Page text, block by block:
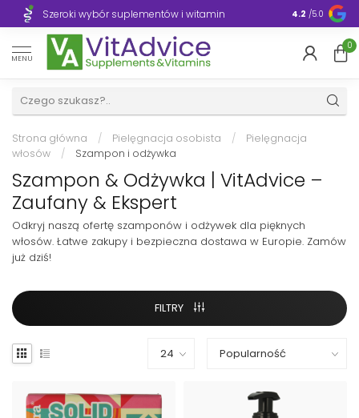
Szeroki wybór suplementów i witamin 4.2 /5.0
MENU
0
Strona główna / Pielęgnacja osobista /
Pielęgnacja
włosów
/ Szampon i odżywka
Szampon & Odżywka | VitAdvice –
Zaufany & Ekspert
Odkryj naszą ofertę szamponów i odżywek dla pięknych
włosów. Łatwe zakupy i bezpieczna dostawa w Europie. Zamów
już dziś!
FILTRY